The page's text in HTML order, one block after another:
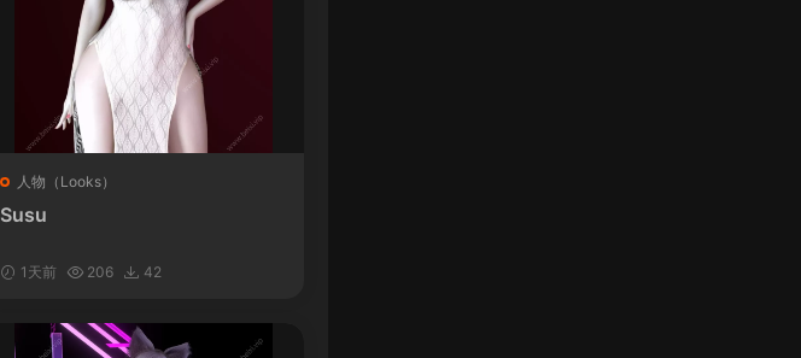
人物（Looks）
Susu
1天前 206 42